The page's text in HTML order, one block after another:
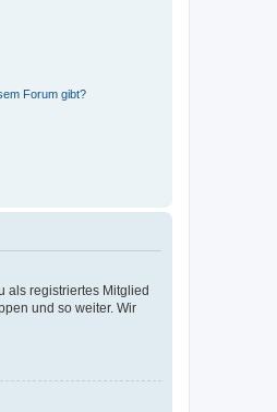
Forum gibt?
als registriertes Mitglied
und so weiter. Wir